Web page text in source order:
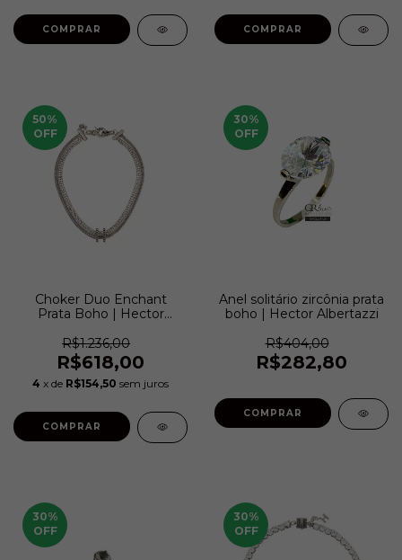
COMPRAR
50%
OFF
Choker Duo Enchant
Prata Boho | Hector
R$1.236,00
R$618,00
4 x de R$154,50 sem juros
30%
OFF
Anel solitário zircônia prata
boho | Hector Albertazzi
R$404,00
R$282,80
COMPRAR
30%
OFF
30%
OFF